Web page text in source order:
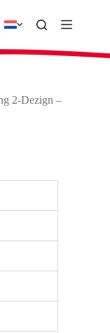
2-Dezign –